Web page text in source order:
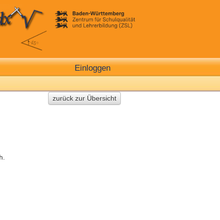
Einloggen
zurück zur Übersicht